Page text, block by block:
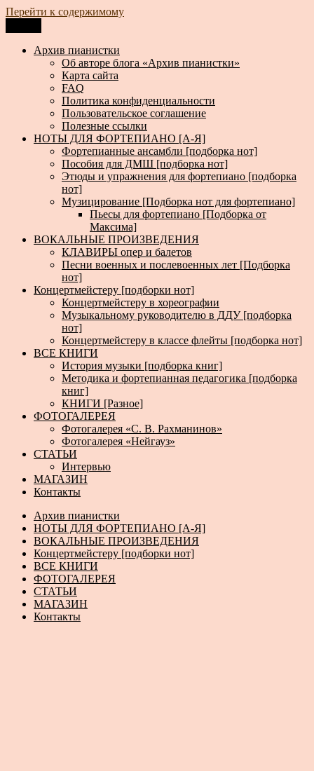
Перейти к содержимому
Архив пианистки
Всё для пианистов: ноты, книги, музыка, статьи…
Архив пианистки
Об авторе блога «Архив пианистки»
Карта сайта
FAQ
Политика конфиденциальности
Пользовательское соглашение
Полезные ссылки
НОТЫ ДЛЯ ФОРТЕПИАНО [А-Я]
Фортепианные ансамбли [подборка нот]
Пособия для ДМШ [подборка нот]
Этюды и упражнения для фортепиано [подборка
нот]
Музицирование [Подборка нот для фортепиано]
Пьесы для фортепиано [Подборка от
Максима]
ВОКАЛЬНЫЕ ПРОИЗВЕДЕНИЯ
КЛАВИРЫ опер и балетов
Песни военных и послевоенных лет [Подборка
нот]
Концертмейстеру [подборки нот]
Концертмейстеру в хореографии
Музыкальному руководителю в ДДУ [подборка
нот]
Концертмейстеру в классе флейты [подборка нот]
ВСЕ КНИГИ
История музыки [подборка книг]
Методика и фортепианная педагогика [подборка
книг]
КНИГИ [Разное]
ФОТОГАЛЕРЕЯ
Фотогалерея «С. В. Рахманинов»
Фотогалерея «Нейгауз»
СТАТЬИ
Интервью
МАГАЗИН
Контакты
Архив пианистки
НОТЫ ДЛЯ ФОРТЕПИАНО [А-Я]
ВОКАЛЬНЫЕ ПРОИЗВЕДЕНИЯ
Концертмейстеру [подборки нот]
ВСЕ КНИГИ
ФОТОГАЛЕРЕЯ
СТАТЬИ
МАГАЗИН
Контакты